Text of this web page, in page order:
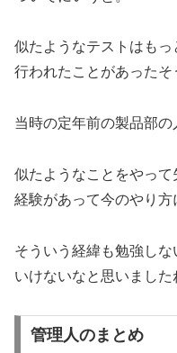
似たようなテストはもっ
行われたことがあったそ
当時の定年前の製品部の
似たようなことをやって
経験があって今のやり方
そういう経緯も勉強しな
いけないなと思いました
管理人のまとめ